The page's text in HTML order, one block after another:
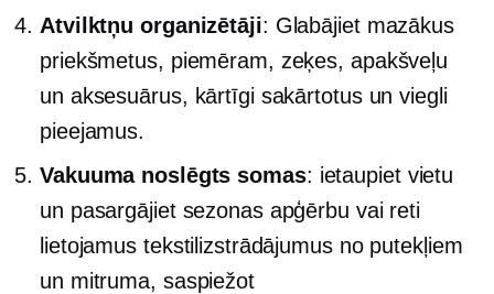
Atvilktņu organizētāji: Glabājiet mazākus
priekšmetus, piemēram, zeķes, apakšveļu
un aksesuārus, kārtīgi sakārtotus un viegli
pieejamus.
Vakuuma noslēgts somas: ietaupiet vietu
un pasargājiet sezonas apģērbu vai reti
lietojamus tekstilizstrādājumus no putekļiem
un mitruma, saspiežot